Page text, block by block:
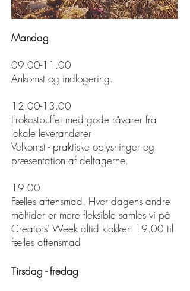
Tirsdag - fredag
Mandag
09.00-11.00
Ankomst og indlogering.
12.00-13.00
Frokostbuffet med gode råvarer fra
lokale leverandører
Velkomst - praktiske oplysninger og
præsentation af deltagerne.
19.00
Fælles aftensmad. Hvor dagens andre
måltider er mere fleksible samles vi på
Creators' Week altid klokken 19.00 til
fælles aftensmad